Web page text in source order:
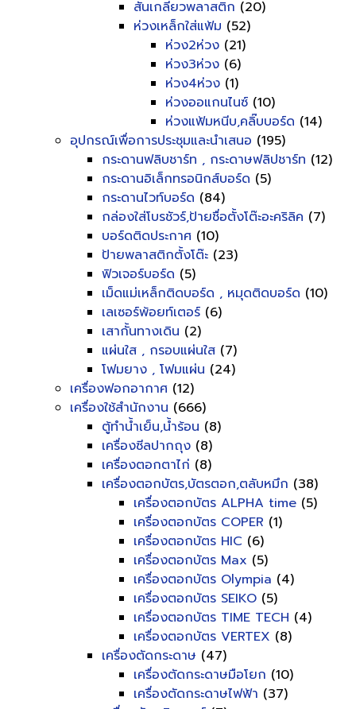
สันเกลียวพลาสติก (20)
ห่วงเหล็กใส่แฟ้ม (52)
ห่วง2ห่วง (21)
ห่วง3ห่วง (6)
ห่วง4ห่วง (1)
ห่วงออแกนไนซ์ (10)
ห่วงแฟ้มหนีบ,คลิ๊บบอร์ด (14)
อุปกรณ์เพื่อการประชุมและนำเสนอ (195)
กระดานฟลิบชาร์ท , กระดาษฟลิปชาร์ท (12)
กระดานอิเล็กทรอนิกส์บอร์ด (5)
กระดานไวท์บอร์ด (84)
กล่องใส่โบรชัวร์,ป้ายชื่อตั้งโต๊ะอะคริลิค (7)
บอร์ดติดประกาศ (10)
ป้ายพลาสติกตั้งโต๊ะ (23)
ฟิวเจอร์บอร์ด (5)
เม็ดแม่เหล็กติดบอร์ด , หมุดติดบอร์ด (10)
เลเซอร์พ้อยท์เตอร์ (6)
เสากั้นทางเดิน (2)
แผ่นใส , กรอบแผ่นใส (7)
โฟมยาง , โฟมแผ่น (24)
เครื่องฟอกอากาศ (12)
เครื่องใช้สำนักงาน (666)
ตู้ทำน้ำเย็น,น้ำร้อน (8)
เครื่องซีลปากถุง (8)
เครื่องตอกตาไก่ (8)
เครื่องตอกบัตร,บัตรตอก,ตลับหมึก (38)
เครื่องตอกบัตร ALPHA time (5)
เครื่องตอกบัตร COPER (1)
เครื่องตอกบัตร HIC (6)
เครื่องตอกบัตร Max (5)
เครื่องตอกบัตร Olympia (4)
เครื่องตอกบัตร SEIKO (5)
เครื่องตอกบัตร TIME TECH (4)
เครื่องตอกบัตร VERTEX (8)
เครื่องตัดกระดาษ (47)
เครื่องตัดกระดาษมือโยก (10)
เครื่องตัดกระดาษไฟฟ้า (37)